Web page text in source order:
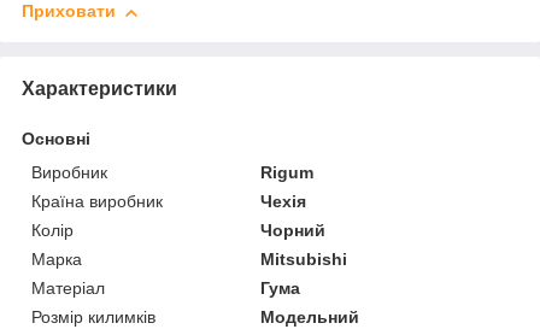
Приховати
Характеристики
Основні
Виробник
Rigum
Країна виробник
Чехія
Колір
Чорний
Марка
Mitsubishi
Матеріал
Гума
Розмір килимків
Модельний